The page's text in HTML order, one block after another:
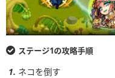
ステージ1の攻略手順
ネコを倒す